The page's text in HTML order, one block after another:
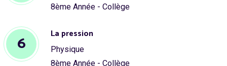
8ème Année - Collège
6 La pression
Physique
8ème Année - Collège